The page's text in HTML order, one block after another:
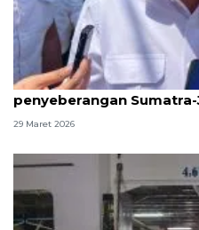
Menhub pastikan
penyeberangan
29 Maret 2026